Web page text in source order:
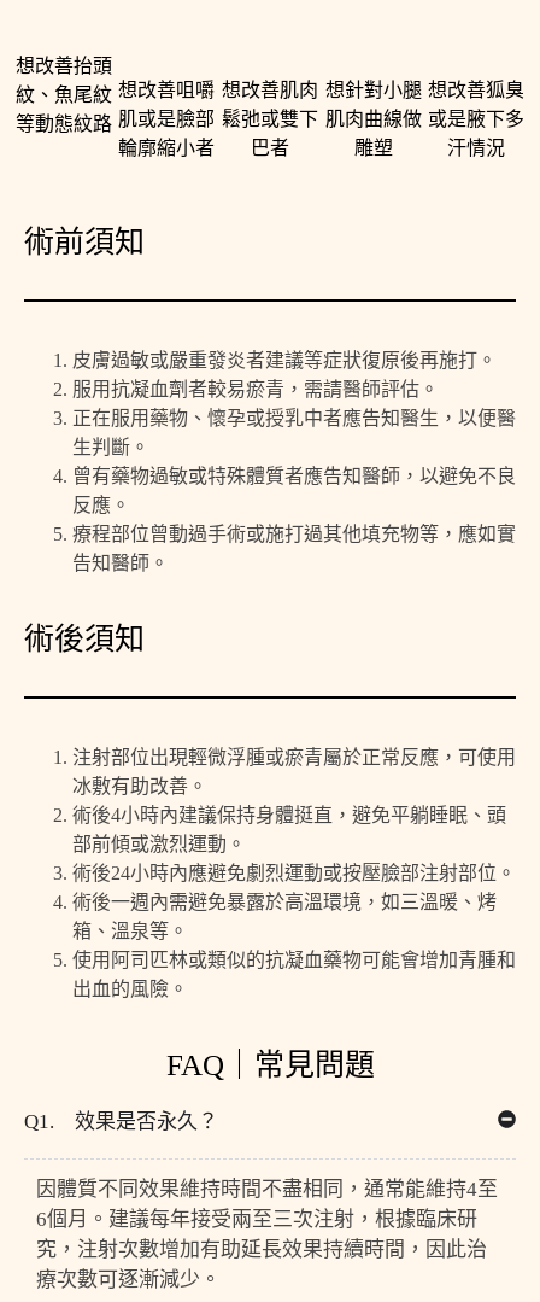
想改善抬頭
紋、魚尾紋
等動態紋路
想改善咀嚼
肌或是臉部
輪廓縮小者
想改善肌肉
鬆弛或雙下
巴者
想針對小腿
肌肉曲線做
雕塑
想改善狐臭
或是腋下多
汗情況
術前須知
皮膚過敏或嚴重發炎者建議等症狀復原後再施打。
服用抗凝血劑者較易瘀青，需請醫師評估。
正在服用藥物、懷孕或授乳中者應告知醫生，以便醫
生判斷。
曾有藥物過敏或特殊體質者應告知醫師，以避免不良
反應。
療程部位曾動過手術或施打過其他填充物等，應如實
告知醫師。
術後須知
注射部位出現輕微浮腫或瘀青屬於正常反應，可使用
冰敷有助改善。
術後4小時內建議保持身體挺直，避免平躺睡眠、頭
部前傾或激烈運動。
術後24小時內應避免劇烈運動或按壓臉部注射部位。
術後一週內需避免暴露於高溫環境，如三溫暖、烤
箱、溫泉等。
使用阿司匹林或類似的抗凝血藥物可能會增加青腫和
出血的風險。
FAQ｜常見問題
Q1. 效果是否永久？
因體質不同效果維持時間不盡相同，通常能維持4至
6個月。建議每年接受兩至三次注射，根據臨床研
究，注射次數增加有助延長效果持續時間，因此治
療次數可逐漸減少。